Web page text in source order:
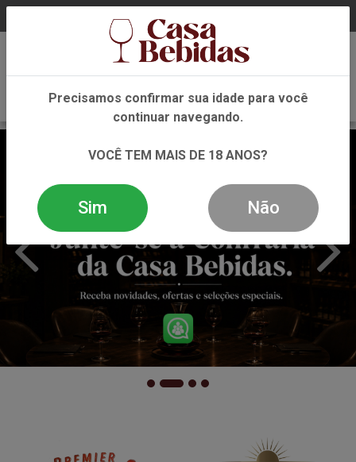
Precisamos confirmar sua idade para você
continuar navegando.
VOCÊ TEM MAIS DE 18 ANOS?
Sim Não